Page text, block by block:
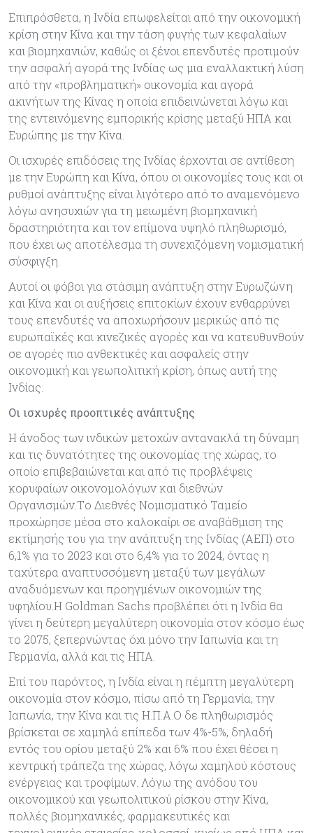
Επιπρόσθετα, η Ινδία επωφελείται από την οικονομική
κρίση στην Κίνα και την τάση φυγής των κεφαλαίων
και βιομηχανιών, καθώς οι ξένοι επενδυτές προτιμούν
την ασφαλή αγορά της Ινδίας ως μια εναλλακτική λύση
από την «προβληματική» οικονομία και αγορά
ακινήτων της Κίνας η οποία επιδεινώνεται λόγω και
της εντεινόμενης εμπορικής κρίσης μεταξύ ΗΠΑ και
Ευρώπης με την Κίνα.
Οι ισχυρές επιδόσεις της Ινδίας έρχονται σε αντίθεση
με την Ευρώπη και Κίνα, όπου οι οικονομίες τους και οι
ρυθμοί ανάπτυξης είναι λιγότερο από το αναμενόμενο
λόγω ανησυχιών για τη μειωμένη βιομηχανική
δραστηριότητα και τον επίμονα υψηλό πληθωρισμό,
που έχει ως αποτέλεσμα τη συνεχιζόμενη νομισματική
σύσφιγξη.
Αυτοί οι φόβοι για στάσιμη ανάπτυξη στην Ευρωζώνη
και Κίνα και οι αυξήσεις επιτοκίων έχουν ενθαρρύνει
τους επενδυτές να αποχωρήσουν μερικώς από τις
ευρωπαϊκές και κινεζικές αγορές και να κατευθυνθούν
σε αγορές πιο ανθεκτικές και ασφαλείς στην
οικονομική και γεωπολιτική κρίση, όπως αυτή της
Ινδίας.
Οι ισχυρές προοπτικές ανάπτυξης
Η άνοδος των ινδικών μετοχών αντανακλά τη δύναμη
και τις δυνατότητες της οικονομίας της χώρας, το
οποίο επιβεβαιώνεται και από τις προβλέψεις
κορυφαίων οικονομολόγων και διεθνών
Οργανισμών.Tο Διεθνές Νομισματικό Ταμείο
προχώρησε μέσα στο καλοκαίρι σε αναβάθμιση της
εκτίμησής του για την ανάπτυξη της Ινδίας (ΑΕΠ) στο
6,1% για το 2023 και στο 6,4% για το 2024, όντας η
ταχύτερα αναπτυσσόμενη μεταξύ των μεγάλων
αναδυόμενων και προηγμένων οικονομιών της
υφηλίου.Η Goldman Sachs προβλέπει ότι η Ινδία θα
γίνει η δεύτερη μεγαλύτερη οικονομία στον κόσμο έως
το 2075, ξεπερνώντας όχι μόνο την Ιαπωνία και τη
Γερμανία, αλλά και τις ΗΠΑ.
Επί του παρόντος, η Ινδία είναι η πέμπτη μεγαλύτερη
οικονομία στον κόσμο, πίσω από τη Γερμανία, την
Ιαπωνία, την Κίνα και τις Η.Π.Α.Ο δε πληθωρισμός
βρίσκεται σε χαμηλά επίπεδα των 4%-5%, δηλαδή
εντός του ορίου μεταξύ 2% και 6% που έχει θέσει η
κεντρική τράπεζα της χώρας, λόγω χαμηλού κόστους
ενέργειας και τροφίμων. Λόγω της ανόδου του
οικονομικού και γεωπολιτικού ρίσκου στην Κίνα,
πολλές βιομηχανικές, φαρμακευτικές και